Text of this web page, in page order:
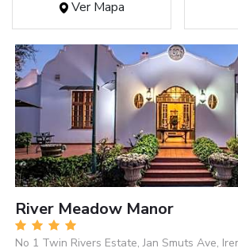
Ver Mapa
River Meadow Manor
No 1 Twin Rivers Estate, Jan Smuts Ave,